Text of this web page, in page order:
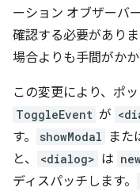
ーション オブザーバ
確認する必要があり
場合よりも手間がかか
この変更により、ポ
ToggleEvent が
す。
showModal また
と、
<dialog> は
ディスパッチします。